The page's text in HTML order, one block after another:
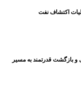
و بازگشت قدرتمند به مسیر